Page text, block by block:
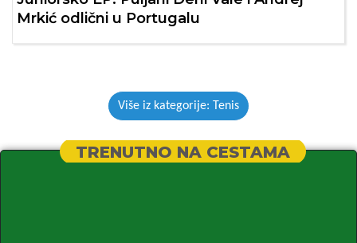
Mrkić odlični u Portugalu
Više iz kategorije: Tenis
TRENUTNO NA CESTAMA